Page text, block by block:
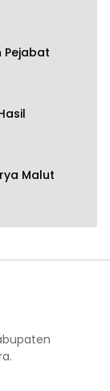
Pejabat
Malut